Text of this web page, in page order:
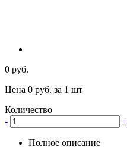
0 руб.
Цена 0 руб. за 1 шт
Количество
-
+
Полное описание